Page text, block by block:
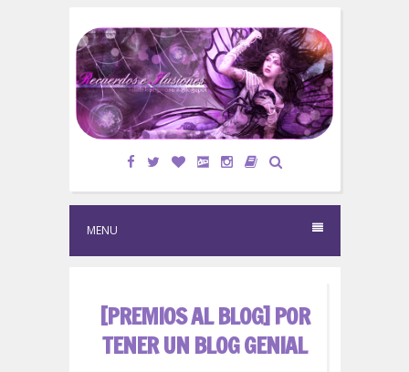
p
o
t
t
MENU
[PREMIOS AL BLOG] POR
TENER UN BLOG GENIAL